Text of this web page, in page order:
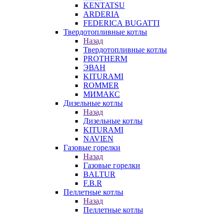
KENTATSU
ARDERIA
FEDERICА BUGATTI
Твердотопливные котлы
Назад
Твердотопливные котлы
PROTHERM
ЭВАН
KITURAMI
ROMMER
МИМАКС
Дизельные котлы
Назад
Дизельные котлы
KITURAMI
NAVIEN
Газовые горелки
Назад
Газовые горелки
BALTUR
F.B.R
Пеллетные котлы
Назад
Пеллетные котлы